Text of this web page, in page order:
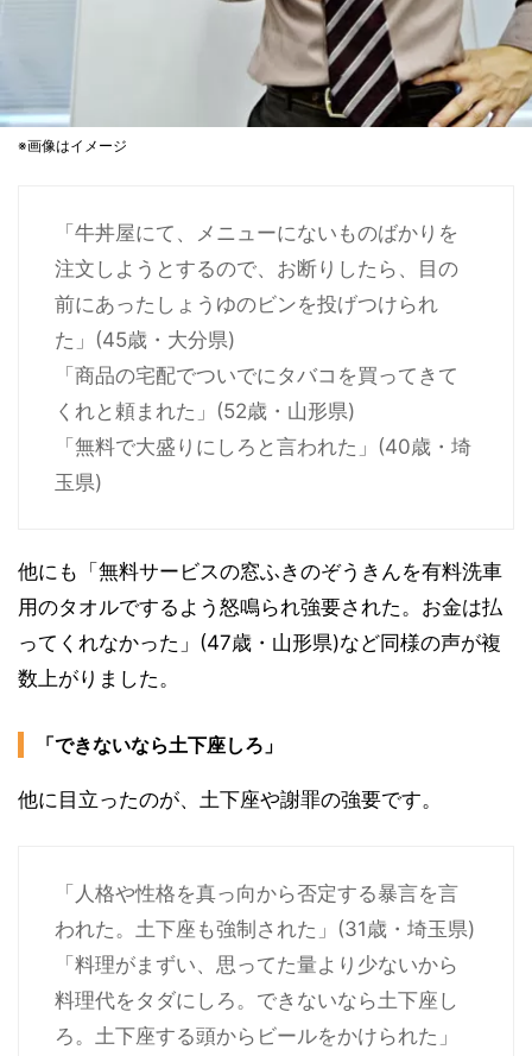
※画像はイメージ
「牛丼屋にて、メニューにないものばかりを
注文しようとするので、お断りしたら、目の
前にあったしょうゆのビンを投げつけられ
た」(45歳・大分県)
「商品の宅配でついでにタバコを買ってきて
くれと頼まれた」(52歳・山形県)
「無料で大盛りにしろと言われた」(40歳・埼
玉県)
他にも「無料サービスの窓ふきのぞうきんを有料洗車
用のタオルでするよう怒鳴られ強要された。お金は払
ってくれなかった」(47歳・山形県)など同様の声が複
数上がりました。
「できないなら土下座しろ」
他に目立ったのが、土下座や謝罪の強要です。
「人格や性格を真っ向から否定する暴言を言
われた。土下座も強制された」(31歳・埼玉県)
「料理がまずい、思ってた量より少ないから
料理代をタダにしろ。できないなら土下座し
ろ。土下座する頭からビールをかけられた」